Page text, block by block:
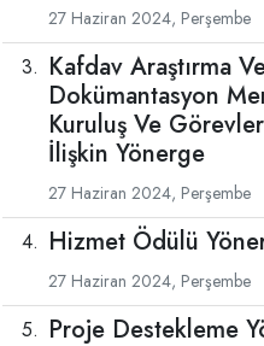
27 Haziran 2024, Perşembe
Kafdav Araştırma
Dokümantasyon
Kuruluş Ve
İlişkin Yönerge
27 Haziran 2024, Perşembe
Hizmet Ödülü
27 Haziran 2024, Perşembe
Proje Destekleme